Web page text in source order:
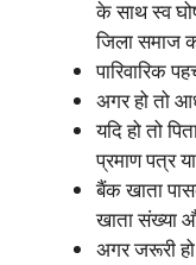
के साथ स्व
जिला समाज
पारिवारिक
अगर हो तो
यदि हो तो
प्रमाण पत्र
बैंक खाता
खाता संख्या
अगर जरूरी